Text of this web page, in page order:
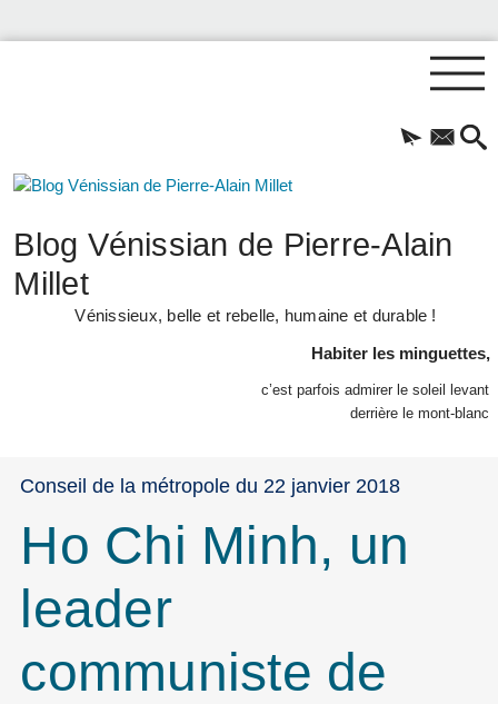
Blog Vénissian de Pierre-Alain
Millet
Vénissieux, belle et rebelle, humaine et durable !
Habiter les minguettes,
c’est parfois admirer le soleil levant
derrière le mont-blanc
Conseil de la métropole du 22 janvier 2018
Ho Chi Minh, un
leader
communiste de